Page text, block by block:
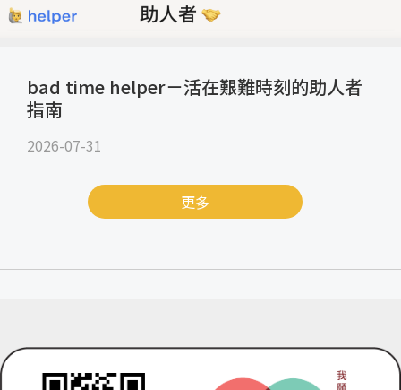
bad time helper－活在艱難時刻的助人者
指南
2026-07-31
更多